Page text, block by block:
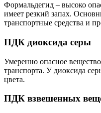
Формальдегид – высоко
имеет резкий запах.
транспортные средства и
ПДК диоксида серы
Умеренно опасное
транспорта. У диоксида
цвета.
ПДК взвешенных